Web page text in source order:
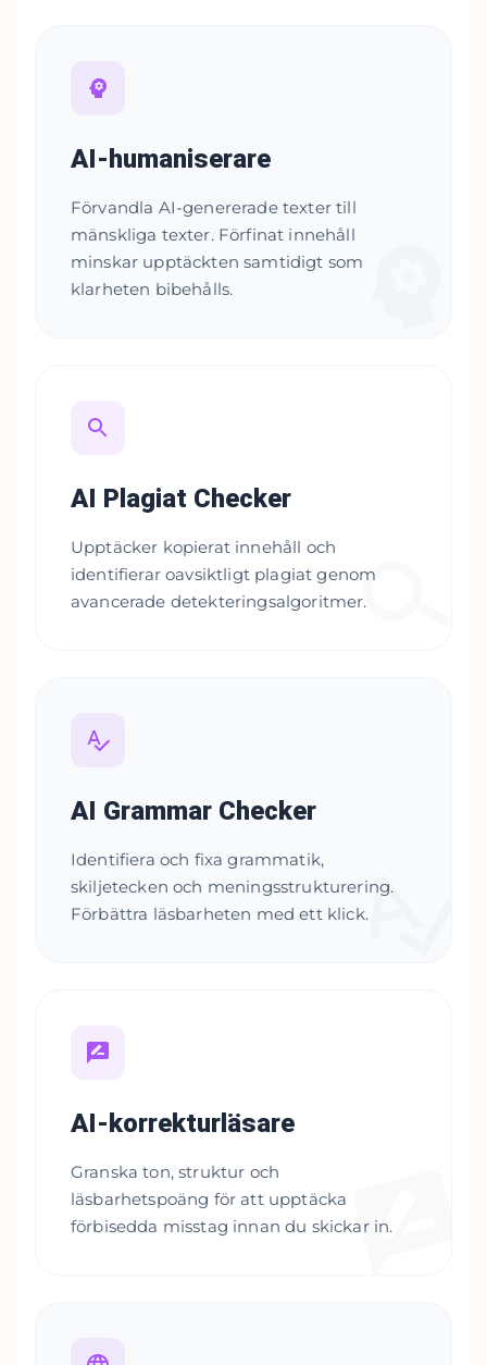
AI-humaniserare
Förvandla AI-genererade texter till
mänskliga texter. Förfinat innehåll
minskar upptäckten samtidigt som
klarheten bibehålls.
AI Plagiat Checker
Upptäcker kopierat innehåll och
identifierar oavsiktligt plagiat genom
avancerade detekteringsalgoritmer.
AI Grammar Checker
Identifiera och fixa grammatik,
skiljetecken och meningsstrukturering.
Förbättra läsbarheten med ett klick.
AI-korrekturläsare
Granska ton, struktur och
läsbarhetspoäng för att upptäcka
förbisedda misstag innan du skickar in.